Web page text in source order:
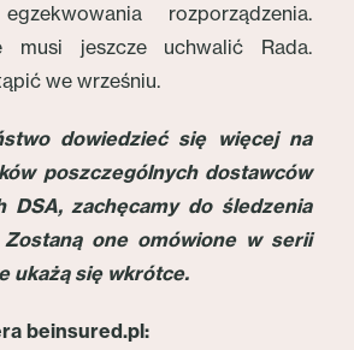
rozporządzenia.
musi jeszcze uchwalić Rada.
we wrześniu.
dowiedzieć się więcej na
poszczególnych dostawców
DSA, zachęcamy do śledzenia
one omówione w serii
ukażą się wkrótce.
beinsured.pl: